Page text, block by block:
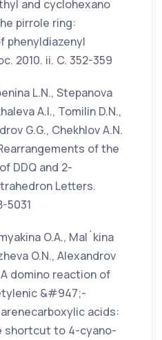
and cyclohexano
pirrole ring:
phenyldiazenyl
2010. ii. C. 352-359
L.N., Stepanova
A.I., Tomilin D.N.,
G.G., Chekhlov A.N.
of the
DDQ and 2-
Letters.
5031
O.A., Mal´kina
O.N., Alexandrov
A domino reaction of
&#947;-
acids:
shortcut to 4-cyano-